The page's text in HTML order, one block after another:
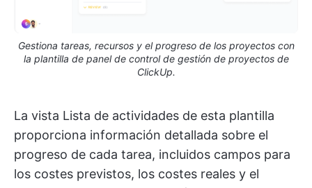
Gestiona tareas, recursos y el progreso de los proyectos con
la plantilla de panel de control de gestión de proyectos de
ClickUp.
La vista Lista de actividades de esta plantilla
proporciona información detallada sobre el
progreso de cada tarea, incluidos campos para
los costes previstos, los costes reales y el